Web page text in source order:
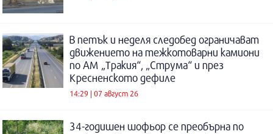
В петък и неделя следобед ограничават
движението на тежкотоварни камиони
по АМ „Тракия“, „Струма“ и през
Кресненското дефиле
14:29 | 07 август 26
34-годишен шофьор се преобърна по